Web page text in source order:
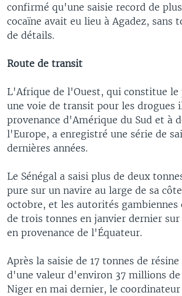
confirmé qu'une saisie record de
cocaïne avait eu lieu à Agadez, sans
de détails.
Route de transit
L'Afrique de l'Ouest, qui constitue le
une voie de transit pour les drogues
provenance d'Amérique du Sud et à
l'Europe, a enregistré une série de
dernières années.
Le Sénégal a saisi plus de deux
pure sur un navire au large de sa
octobre, et les autorités gambiennes
de trois tonnes en janvier dernier sur
en provenance de l'Équateur.
Après la saisie de 17 tonnes de résine
d'une valeur d'environ 37 millions de
Niger en mai dernier, le